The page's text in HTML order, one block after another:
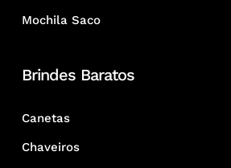
Mochila Saco
Brindes Baratos
Canetas
Chaveiros